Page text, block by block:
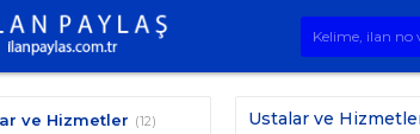
ve Hizmetler (12) Ustalar ve